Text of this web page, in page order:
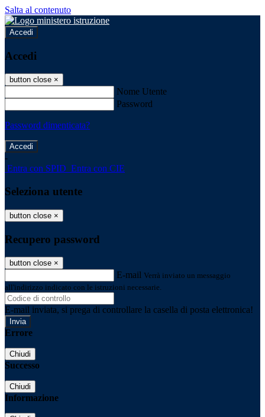
Salta al contenuto
Accedi
Accedi
button close ×
Nome Utente
Password
Password dimenticata?
-
Entra con SPID Entra con CIE
Seleziona utente
button close ×
Recupero password
button close ×
E-mail Verrà inviato un messaggio
all'indirizzo indicato con le istruzioni necessarie.
E-mail inviata, si prega di controllare la casella di posta elettronica!
Errore
Chiudi
Successo
Chiudi
Informazione